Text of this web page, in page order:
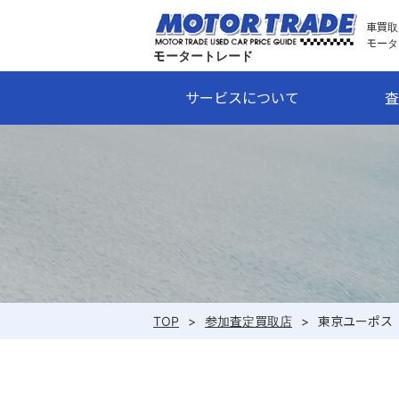
モータートレード
車買
モー
サービスについて
TOP > 参加査定買取店 > 東京ユーポス